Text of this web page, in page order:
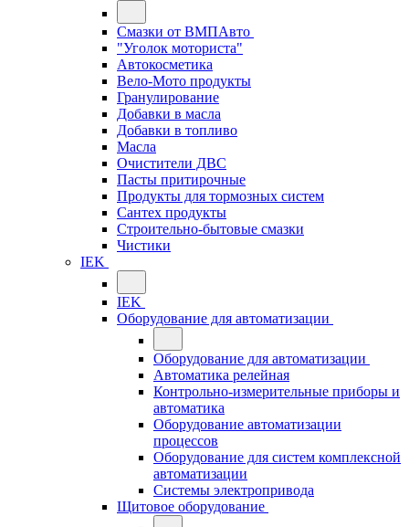
Смазки от ВМПАвто
"Уголок моториста"
Автокосметика
Вело-Мото продукты
Гранулирование
Добавки в масла
Добавки в топливо
Масла
Очистители ДВС
Пасты притирочные
Продукты для тормозных систем
Сантех продукты
Строительно-бытовые смазки
Чистики
IEK
IEK
Оборудование для автоматизации
Оборудование для автоматизации
Автоматика релейная
Контрольно-измерительные приборы и
автоматика
Оборудование автоматизации
процессов
Оборудование для систем комплексной
автоматизации
Системы электропривода
Щитовое оборудование